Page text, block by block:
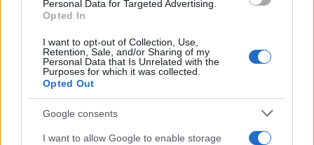
Personal Data for Targeted Advertising.
Opted In
I want to opt-out of Collection, Use,
Retention, Sale, and/or Sharing of my
Personal Data that Is Unrelated with the
Purposes for which it was collected.
Opted Out
Google consents
I want to allow Google to enable storage
Continua a leggere
PEOPLE